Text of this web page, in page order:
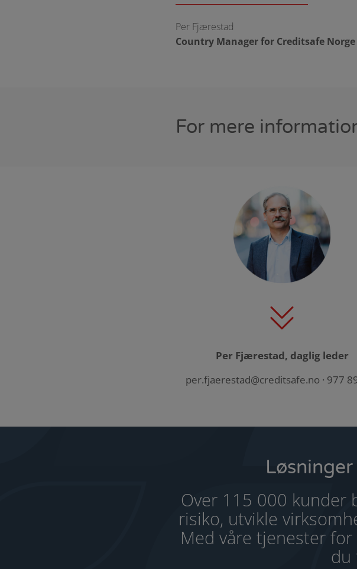
Per Fjærestad
Country Manager for Creditsafe Norge
For mere
Per Fjærestad, daglig leder
per.fjaerestad@creditsafe.no · 977
Over 115 000 kunder
risiko, utvikle
Med våre tjenester
du